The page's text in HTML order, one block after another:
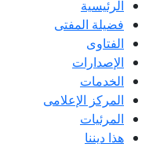
الرئيسية
فضيلة المفتى
الفتاوى
الإصدارات
الخدمات
المركز الإعلامى
المرئيات
هذا ديننا